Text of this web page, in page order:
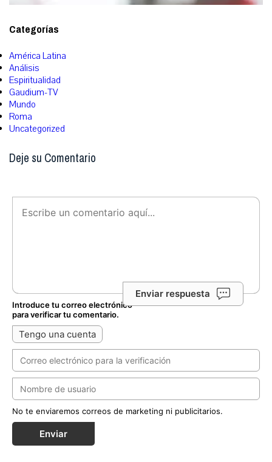
Categorías
América Latina
Análisis
Espiritualidad
Gaudium-TV
Mundo
Roma
Uncategorized
Deje su Comentario
Enviar respuesta
Introduce tu correo electrónico
para verificar tu comentario.
Tengo una cuenta
No te enviaremos correos de marketing ni publicitarios.
Enviar